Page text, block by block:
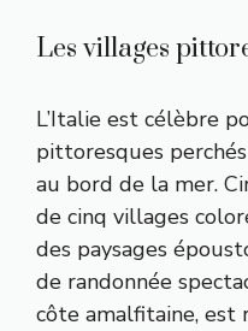
Les villages
L’Italie est célèbre
pittoresques
au bord de la mer.
de cinq villages
des paysages
de randonnée
côte amalfitaine, est